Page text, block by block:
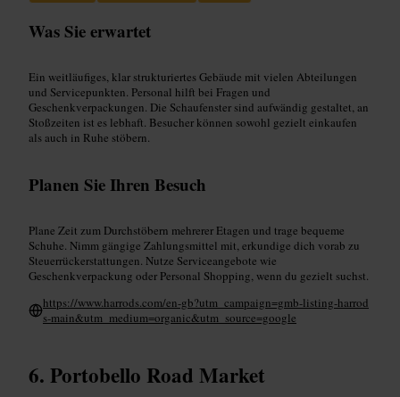
Was Sie erwartet
Ein weitläufiges, klar strukturiertes Gebäude mit vielen Abteilungen
und Servicepunkten. Personal hilft bei Fragen und
Geschenkverpackungen. Die Schaufenster sind aufwändig gestaltet, an
Stoßzeiten ist es lebhaft. Besucher können sowohl gezielt einkaufen
als auch in Ruhe stöbern.
Planen Sie Ihren Besuch
Plane Zeit zum Durchstöbern mehrerer Etagen und trage bequeme
Schuhe. Nimm gängige Zahlungsmittel mit, erkundige dich vorab zu
Steuerrückerstattungen. Nutze Serviceangebote wie
Geschenkverpackung oder Personal Shopping, wenn du gezielt suchst.
https://www.harrods.com/en-gb?utm_campaign=gmb-listing-harrod
s-main&utm_medium=organic&utm_source=google
Portobello Road Market